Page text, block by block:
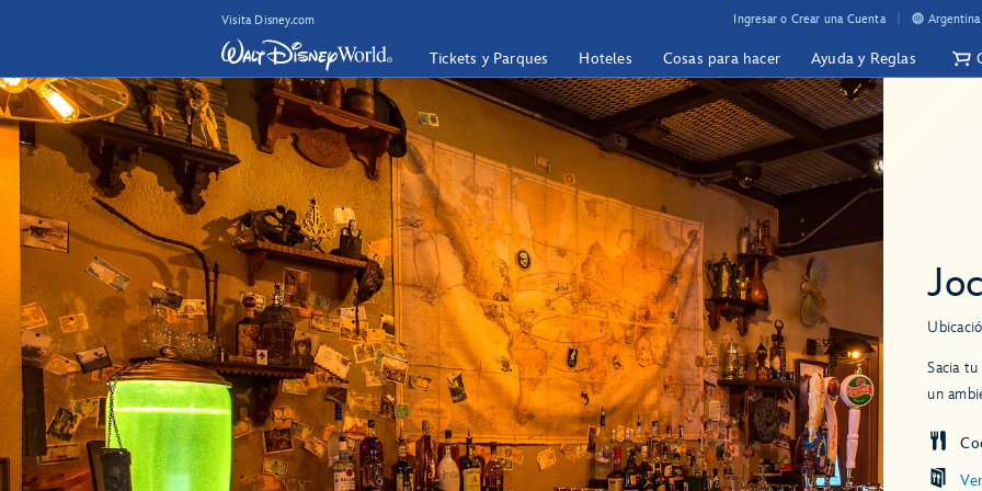
Visita Disney.com Ingresar o Crear una Cuenta Argentina
Tickets y Parques Hoteles Cosas para hacer Ayuda y Reglas
Sacia
un